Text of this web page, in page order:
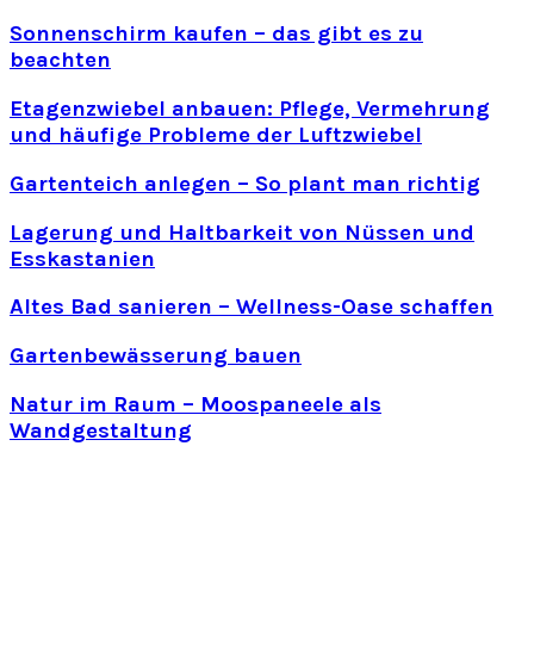
Sonnenschirm kaufen – das gibt es zu
beachten
Etagenzwiebel anbauen: Pflege, Vermehrung
und häufige Probleme der Luftzwiebel
Gartenteich anlegen – So plant man richtig
Lagerung und Haltbarkeit von Nüssen und
Esskastanien
Altes Bad sanieren – Wellness-Oase schaffen
Gartenbewässerung bauen
Natur im Raum – Moospaneele als
Wandgestaltung